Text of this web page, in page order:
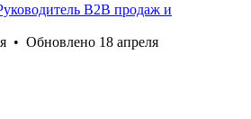
B2B продаж и
• Обновлено 18 апреля